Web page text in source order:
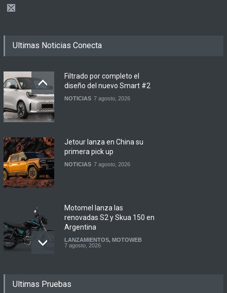
Ultimas Noticias Conecta
Filtrado por completo el
diseño del nuevo Smart #2
NOTICIAS 7 agosto, 2026
Jetour lanza en China su
primera pick up
NOTICIAS 7 agosto, 2026
Motomel lanza las
renovadas S2 y Skua 150 en
Argentina
LANZAMIENTOS, MOTOWEB
7 agosto, 2026
firmaron un acuerdo
Ultimas Pruebas